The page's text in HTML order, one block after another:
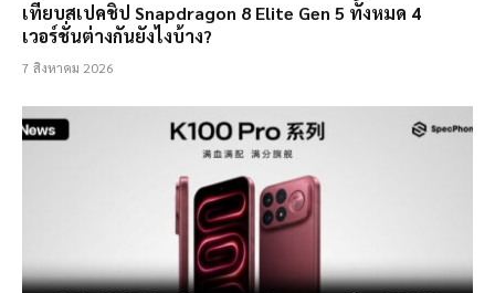
เทียบสเปคชิป Snapdragon 8 Elite Gen 5 ทั้งหมด 4
เวอร์ชั่นต่างกันยังไงบ้าง?
7 สิงหาคม 2026